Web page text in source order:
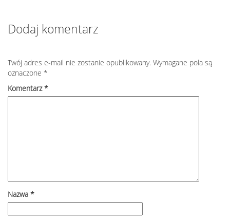
Dodaj komentarz
Twój adres e-mail nie zostanie opublikowany. Wymagane pola są
oznaczone *
Komentarz*
Nazwa *